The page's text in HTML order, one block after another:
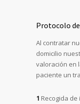
Protocolo
Al contratar
domicilio
valoración en
paciente un
1 Recogida